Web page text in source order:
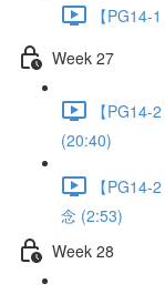
【PG14-
Week 27
【PG14-
(20:40)
【PG14-
念 (2:53)
Week 28